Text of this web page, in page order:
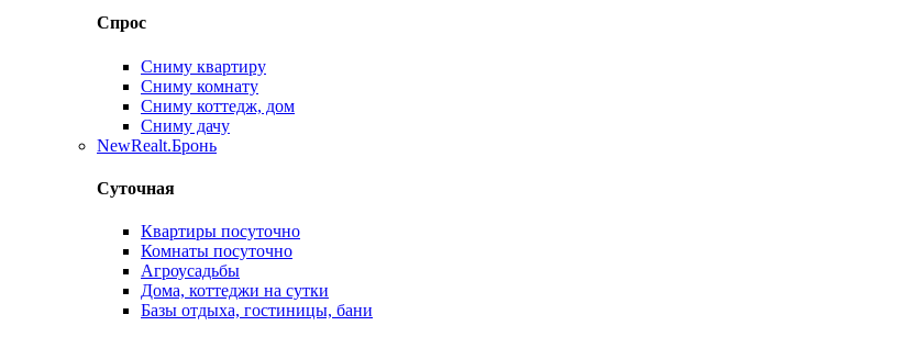
Спрос
Сниму квартиру
Сниму комнату
Сниму коттедж, дом
Сниму дачу
NewRealt.Бронь
Суточная
Квартиры посуточно
Комнаты посуточно
Агроусадьбы
Дома, коттеджи на сутки
Базы отдыха, гостиницы, бани